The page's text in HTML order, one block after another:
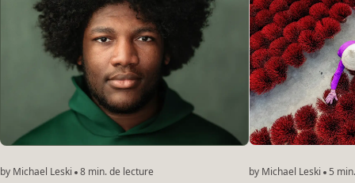
by Michael Leski 8 min. de lecture by Michael Leski 5